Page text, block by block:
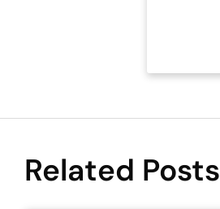
Related Posts